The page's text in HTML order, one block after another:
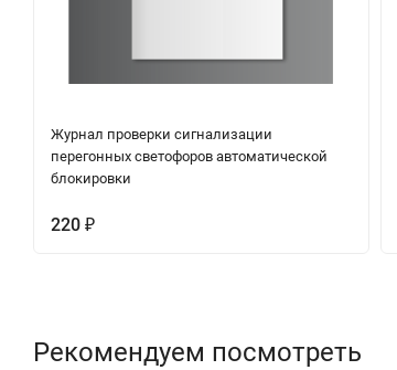
Журнал проверки сигнализации
перегонных светофоров автоматической
блокировки
220 ₽
Рекомендуем посмотреть